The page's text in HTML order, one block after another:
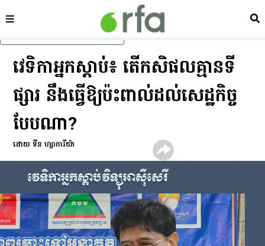
រំលងទៅមាតិកាចម្បង
ផ្នែក ស្វ
វេទិកា​អ្នក​ស្ដាប់​៖ តើ​កសិផល​គ្មាន​ទី
ផ្សារ នឹង​ធ្វើ​ឱ្យ​ប៉ះពាល់​ដល់​សេដ្ឋកិច្ច​
បែប​ណា?
ដោយ ទីន ហ្សាការីយ៉ា